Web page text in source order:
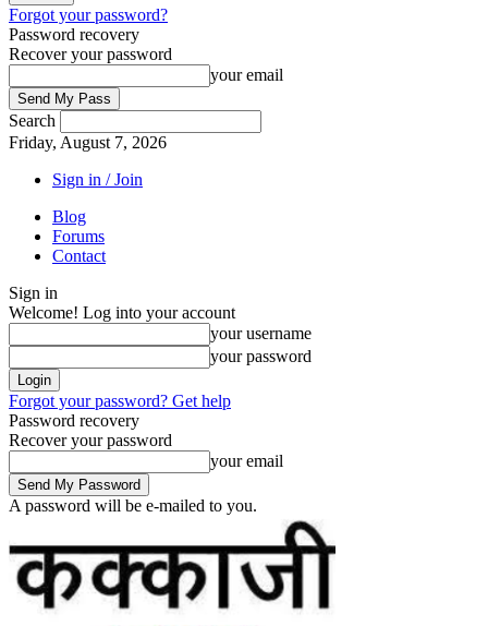
Forgot your password?
Password recovery
Recover your password
your email
Search
Friday, August 7, 2026
Sign in / Join
Blog
Forums
Contact
Sign in
Welcome! Log into your account
your username
your password
Forgot your password? Get help
Password recovery
Recover your password
your email
A password will be e-mailed to you.